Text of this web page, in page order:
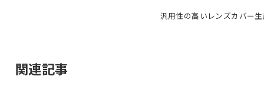
汎用性の高いレンズカバー
関連記事